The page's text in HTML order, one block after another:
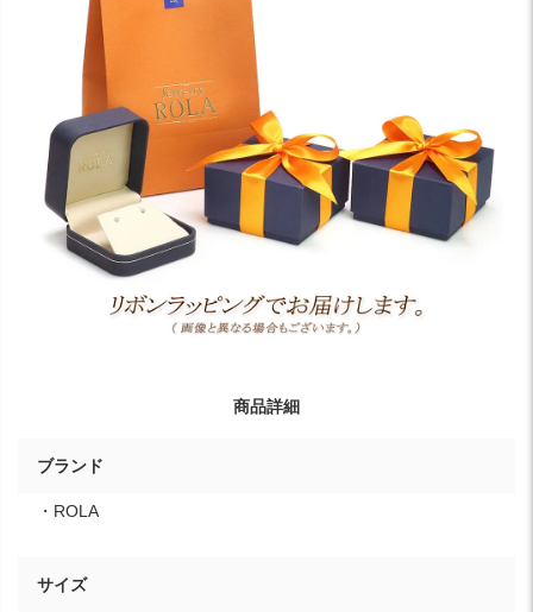
商品詳細
ブランド
・ROLA
サイズ